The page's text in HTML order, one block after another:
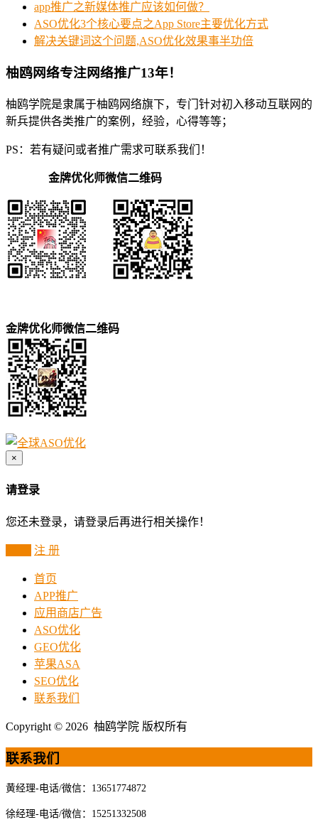
app推广之新媒体推广应该如何做？
ASO优化3个核心要点之App Store主要优化方式
解决关键词这个问题,ASO优化效果事半功倍
柚鸥网络专注网络推广13年！
柚鸥学院是隶属于柚鸥网络旗下，专门针对初入移动互联网的
新兵提供各类推广的案例，经验，心得等等；
PS：若有疑问或者推广需求可联系我们！
金牌优化师微信二维码
金牌优化师微信二维码
×
请登录
您还未登录，请登录后再进行相关操作！
注 册
首页
APP推广
应用商店广告
ASO优化
GEO优化
苹果ASA
SEO优化
联系我们
Copyright © 2026 柚鸥学院 版权所有
联系我们
黄经理-电话/微信：13651774872
徐经理-电话/微信：15251332508